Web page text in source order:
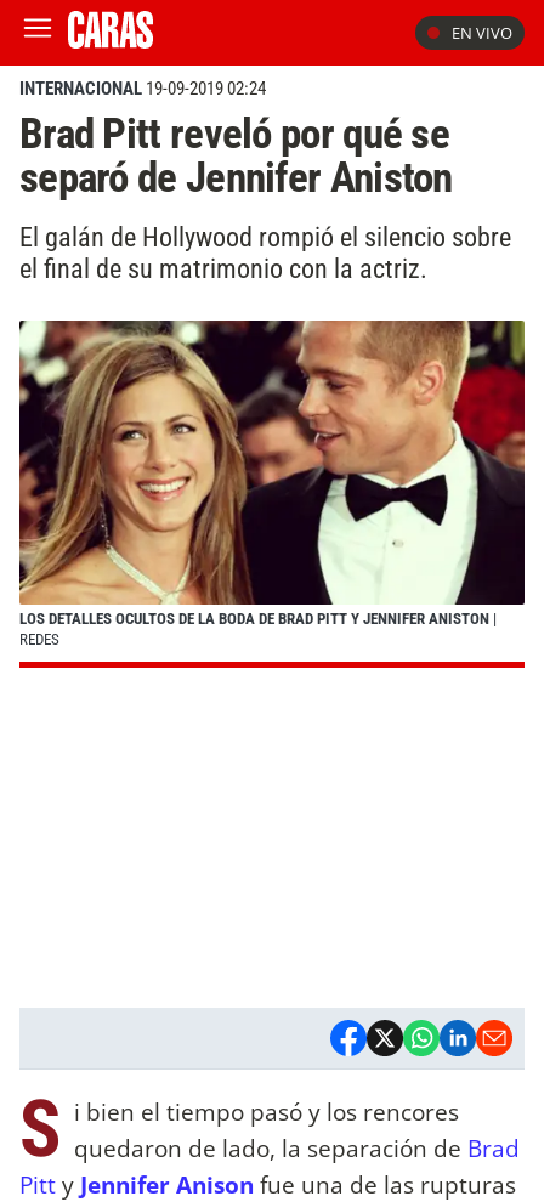
EN VIVO
INTERNACIONAL 19-09-2019 02:24
Brad Pitt reveló por qué se
separó de Jennifer Aniston
El galán de Hollywood rompió el silencio sobre
el final de su matrimonio con la actriz.
LOS DETALLES OCULTOS DE LA BODA DE BRAD PITT Y JENNIFER ANISTON |
REDES
S i bien el tiempo pasó y los rencores
quedaron de lado, la separación de Brad
Pitty Jennifer Anison fue una de las rupturas